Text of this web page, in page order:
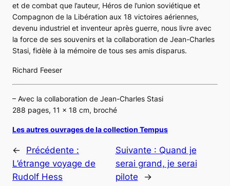
et de combat que l’auteur, Héros de l’union soviétique et
Compagnon de la Libération aux 18 victoires aériennes,
devenu industriel et inventeur après guerre, nous livre avec
la force de ses souvenirs et la collaboration de Jean-Charles
Stasi, fidèle à la mémoire de tous ses amis disparus.
Richard Feeser
– Avec la collaboration de Jean-Charles Stasi
288 pages, 11 x 18 cm, broché
Les autres ouvrages de la collection Tempus
←
Précédente :
L’étrange voyage de
Rudolf Hess
Suivante : Quand je
serai grand, je serai
pilote
→